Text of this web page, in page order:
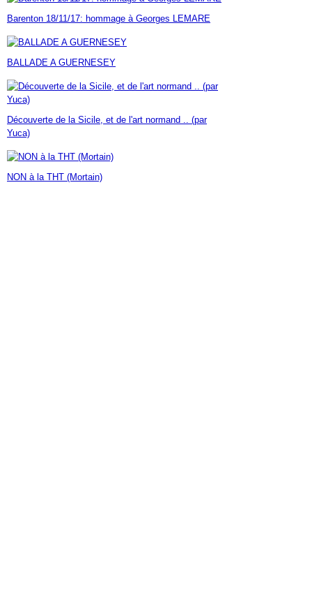
Janvier(7)
Février(9)
Janvier(18)
Mars(60)
Février(24)
Janvier(23)
Avril(14)
Mars (17)
Février(46)
Janvier (35)
Barenton 18/11/17: hommage à Georges LEMARE
BALLADE A GUERNESEY
Découverte de la Sicile, et de l'art normand .. (par
Yuca)
NON à la THT (Mortain)